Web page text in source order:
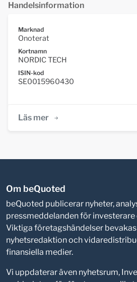
Handelsinformation
Marknad
Onoterat
Kortnamn
NORDIC TECH
ISIN-kod
SE0015960430
Läs mer
Om beQuoted
beQuoted publicerar nyheter,
pressmeddelanden för investerare
Viktiga företagshändelser
nyhetsredaktion och
finansiella medier.
Vi uppdaterar även nyhetsrum,